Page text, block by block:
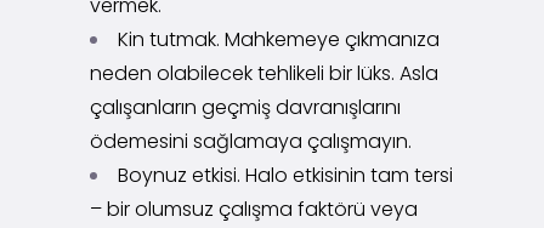
vermek.
Kin tutmak. Mahkemeye çıkmanıza
neden olabilecek tehlikeli bir lüks. Asla
çalışanların geçmiş davranışlarını
ödemesini sağlamaya çalışmayın.
Boynuz etkisi. Halo etkisinin tam tersi
– bir olumsuz çalışma faktörü veya